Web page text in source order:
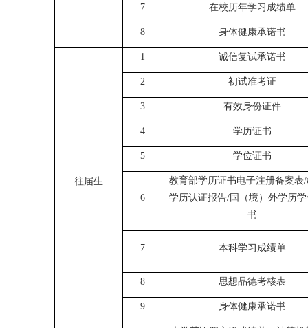
6 思想品德考核表
7 在校历年学习成绩单
8 身体健康承诺书
1 诚信复试承诺书
2 初试准考证
3 有效身份证件
4 学历证书
学位证书
书
7 本科学习成绩单
8 思想品德考核表